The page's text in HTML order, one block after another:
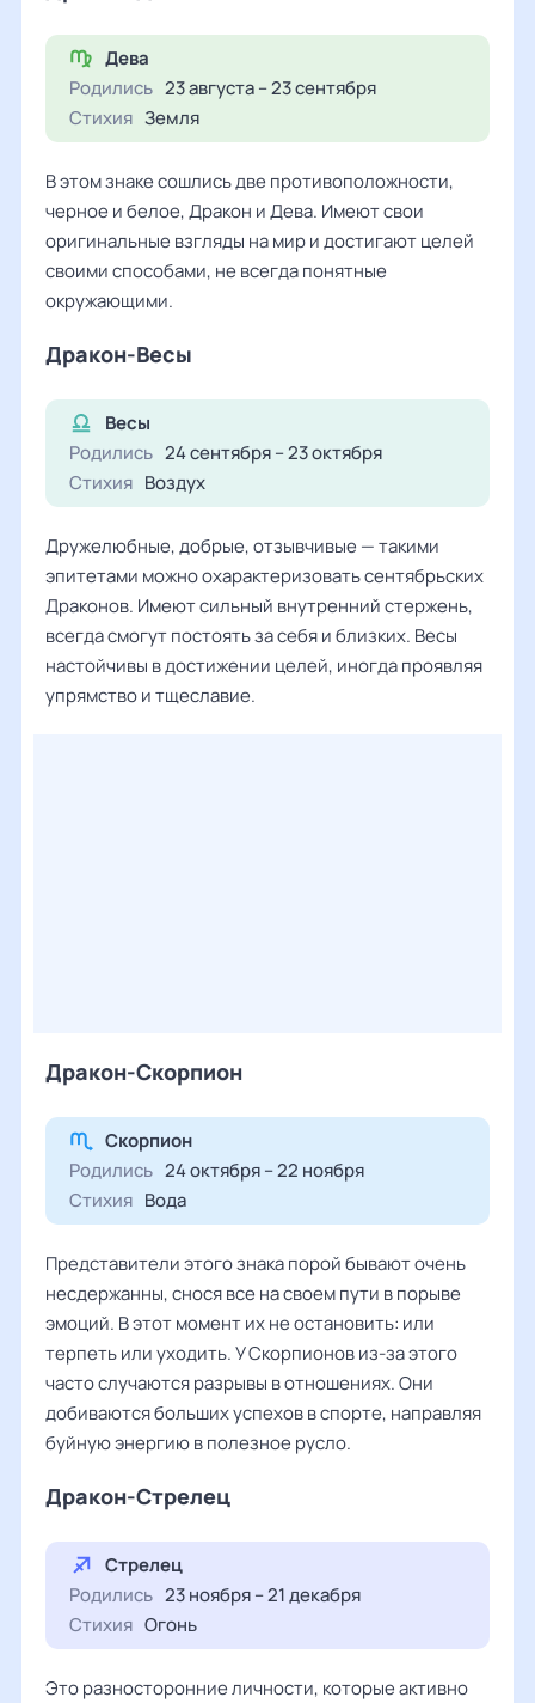
Дева
Родились 23 августа – 23 сентября
Стихия Земля
В этом знаке сошлись две противоположности,
черное и белое, Дракон и Дева. Имеют свои
оригинальные взгляды на мир и достигают целей
своими способами, не всегда понятные
окружающими.
Дракон-Весы
Весы
Родились 24 сентября – 23 октября
Стихия Воздух
Дружелюбные, добрые, отзывчивые — такими
эпитетами можно охарактеризовать сентябрьских
Драконов. Имеют сильный внутренний стержень,
всегда смогут постоять за себя и близких. Весы
настойчивы в достижении целей, иногда проявляя
упрямство и тщеславие.
Дракон-Скорпион
Скорпион
Родились 24 октября – 22 ноября
Стихия Вода
Представители этого знака порой бывают очень
несдержанны, снося все на своем пути в порыве
эмоций. В этот момент их не остановить: или
терпеть или уходить. У Скорпионов из-за этого
часто случаются разрывы в отношениях. Они
добиваются больших успехов в спорте, направляя
буйную энергию в полезное русло.
Дракон-Стрелец
Стрелец
Родились 23 ноября – 21 декабря
Стихия Огонь
Это разносторонние личности, которые активно